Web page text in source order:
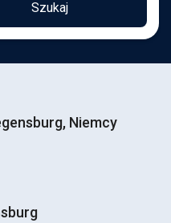
Szukaj
Niemcy